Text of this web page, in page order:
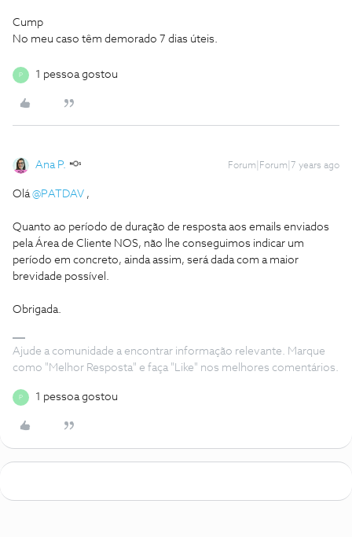
Cump
No meu caso têm demorado 7 dias úteis.
P 1 pessoa gostou
Ana P. Forum|Forum|7 years ago
Olá@PATDAV ,
Quanto ao período de duração de resposta aos emails enviados
pela Área de Cliente NOS, não lhe conseguimos indicar um
período em concreto, ainda assim, será dada com a maior
brevidade possível.
Obrigada.
Ajude a comunidade a encontrar informação relevante. Marque
como "Melhor Resposta" e faça "Like" nos melhores comentários.
P 1 pessoa gostou